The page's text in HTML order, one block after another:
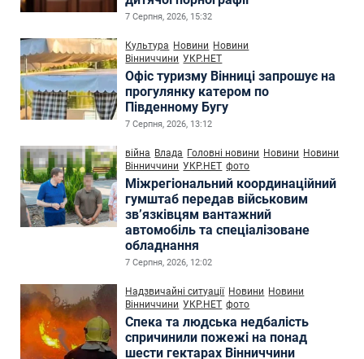
7 Серпня, 2026, 15:32
Культура Новини Новини
Вінниччини УКР.НЕТ
Офіс туризму Вінниці запрошує на
прогулянку катером по
Південному Бугу
7 Серпня, 2026, 13:12
війна Влада Головні новини Новини Новини
Вінниччини УКР.НЕТ фото
Міжрегіональний координаційний
гумштаб передав військовим
зв’язківцям вантажний
автомобіль та спеціалізоване
обладнання
7 Серпня, 2026, 12:02
Надзвичайні ситуації Новини Новини
Вінниччини УКР.НЕТ фото
Спека та людська недбалість
спричинили пожежі на понад
шести гектарах Вінниччини